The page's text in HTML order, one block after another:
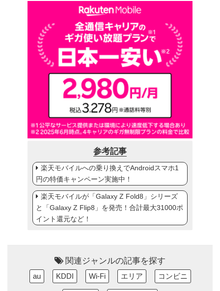
参考記事
楽天モバイルへの乗り換えでAndroidスマホ1
円の特価キャンペーン実施中！
楽天モバイルが「Galaxy Z Fold8」シリーズ
と「Galaxy Z Flip8」を発売！合計最大31000ポ
イント還元など！
関連ジャンルの記事を探す
au KDDI Wi-Fi エリア コンビニ